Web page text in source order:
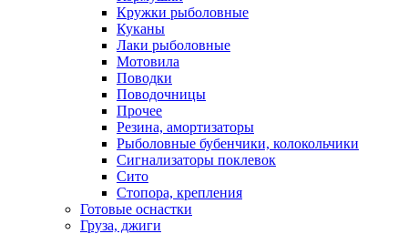
Кружки рыболовные
Куканы
Лаки рыболовные
Мотовила
Поводки
Поводочницы
Прочее
Резина, амортизаторы
Рыболовные бубенчики, колокольчики
Сигнализаторы поклевок
Сито
Стопора, крепления
Готовые оснастки
Груза, джиги